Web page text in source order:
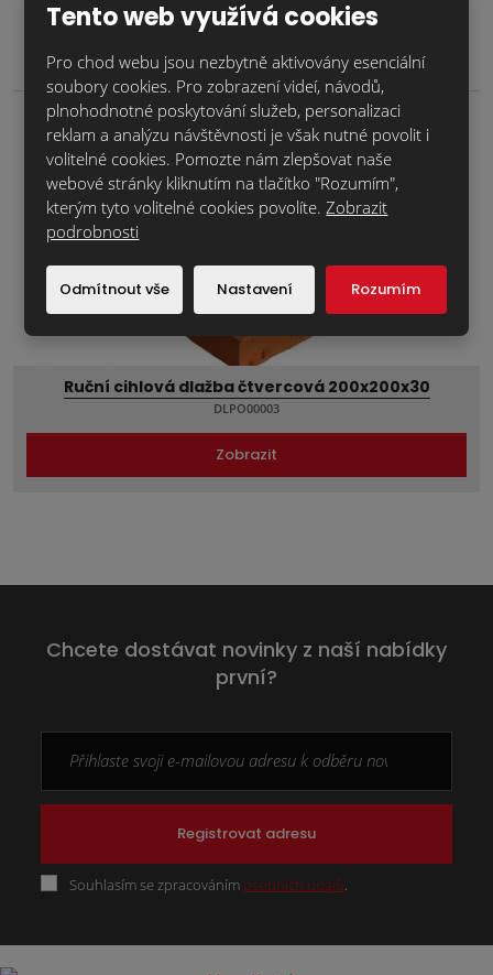
Použité materiály:
Ruční cihlová dlažba čtvercová 200x200x30
DLPO00003
Zobrazit
Chcete dostávat novinky z naší nabídky
první?
Registrovat adresu
Souhlasím se zpracováním osobních údajů
Tento web využívá cookies
Pro chod webu jsou nezbytně aktivovány esenciální
soubory cookies. Pro zobrazení videí, návodů,
plnohodnotné poskytování služeb, personalizaci
reklam a analýzu návštěvnosti je však nutné povolit i
volitelné cookies. Pomozte nám zlepšovat naše
webové stránky kliknutím na tlačítko "Rozumím",
kterým tyto volitelné cookies povolíte. Zobrazit
podrobnosti
Odmítnout vše Nastavení Rozumím